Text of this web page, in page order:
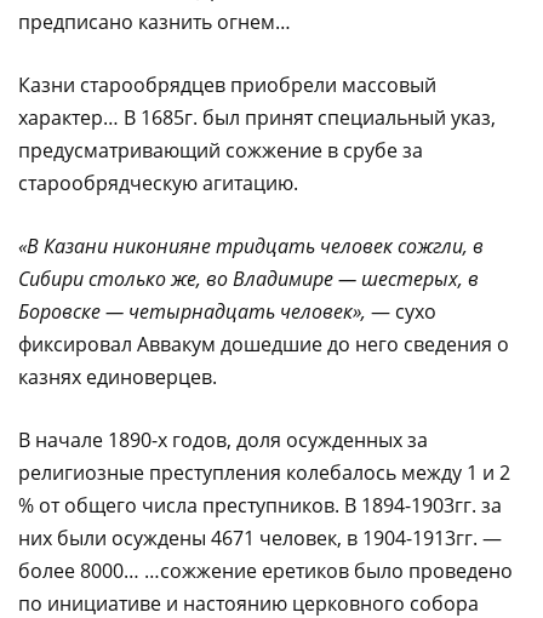
предписано казнить огнем…
Казни старообрядцев приобрели массовый
характер… В 1685г. был принят специальный указ,
предусматривающий сожжение в срубе за
старообрядческую агитацию.
«В Казани никонияне тридцать человек сожгли, в
Сибири столько же, во Владимире — шестерых, в
Боровске — четырнадцать человек», — сухо
фиксировал Аввакум дошедшие до него сведения о
казнях единоверцев.
В начале 1890-х годов, доля осужденных за
религиозные преступления колебалось между 1 и 2
% от общего числа преступников. В 1894-1903гг. за
них были осуждены 4671 человек, в 1904-1913гг. —
более 8000… …сожжение еретиков было проведено
по инициативе и настоянию церковного собора